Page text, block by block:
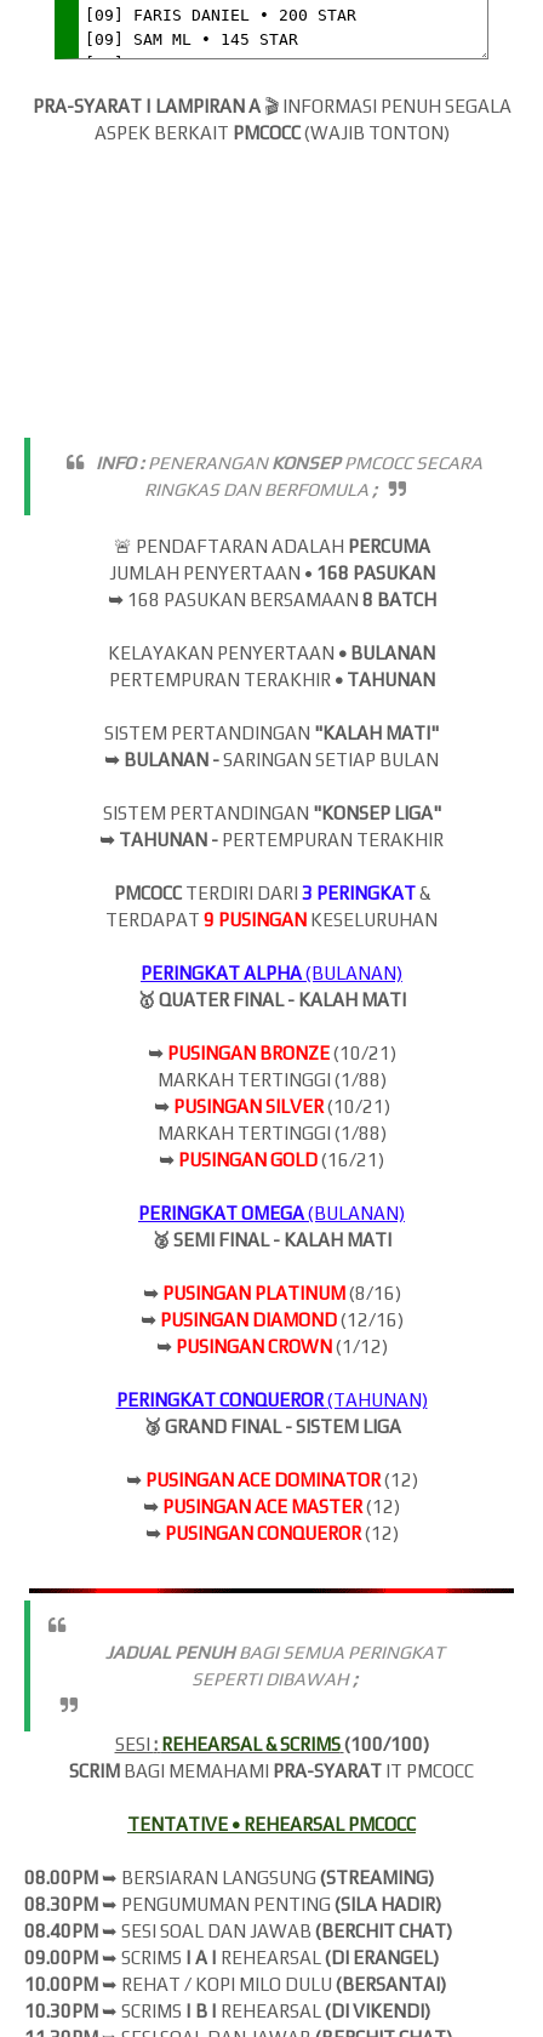
PRA-SYARAT | LAMPIRAN A🎬 INFORMASI PENUH SEGALA
ASPEK BERKAIT PMCOCC(WAJIB TONTON)
INFO :PENERANGANKONSEPPMCOCC SECARA
RINGKAS DAN BERFOMULA;
🚨 PENDAFTARAN ADALAH PERCUMA
JUMLAH PENYERTAAN • 168 PASUKAN
➥ 168 PASUKAN BERSAMAAN 8 BATCH
KELAYAKAN PENYERTAAN • BULANAN
PERTEMPURAN TERAKHIR • TAHUNAN
SISTEM PERTANDINGAN "KALAH MATI"
➥ BULANAN -SARINGAN SETIAP BULAN
SISTEM PERTANDINGAN "KONSEP LIGA"
➥ TAHUNAN - PERTEMPURAN TERAKHIR
PMCOCCTERDIRI DARI 3 PERINGKAT&
TERDAPAT 9 PUSINGAN KESELURUHAN
PERINGKAT ALPHA(BULANAN)
🥇 QUATER FINAL - KALAH MATI
➥ PUSINGAN BRONZE (10/21)
MARKAH TERTINGGI (1/88)
➥ PUSINGAN SILVER (10/21)
MARKAH TERTINGGI (1/88)
➥ PUSINGAN GOLD(16/21)
PERINGKAT OMEGA(BULANAN)
🥈 SEMI FINAL - KALAH MATI
➥ PUSINGAN PLATINUM (8/16)
➥ PUSINGAN DIAMOND (12/16)
➥ PUSINGAN CROWN (1/12)
PERINGKAT CONQUEROR(TAHUNAN)
🥉 GRAND FINAL - SISTEM LIGA
➥ PUSINGAN ACE DOMINATOR (12)
➥ PUSINGAN ACE MASTER(12)
➥ PUSINGAN CONQUEROR (12)
JADUAL PENUHBAGI SEMUA PERINGKAT
SEPERTI DIBAWAH;
SESI : REHEARSAL & SCRIMS (100/100)
SCRIM BAGI MEMAHAMI PRA-SYARAT IT PMCOCC
TENTATIVE • REHEARSAL PMCOCC
08.00PM➥ BERSIARAN LANGSUNG (STREAMING)
08.30PM➥ PENGUMUMAN PENTING (SILA HADIR)
08.40PM➥ SESI SOAL DAN JAWAB (BERCHIT CHAT)
09.00PM➥ SCRIMS | A | REHEARSAL (DI ERANGEL)
10.00PM➥ REHAT / KOPI MILO DULU (BERSANTAI)
10.30PM➥ SCRIMS | B | REHEARSAL (DI VIKENDI)